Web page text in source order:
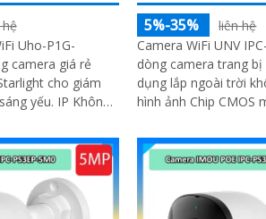
Uho-P1G-
camera giá rẻ
cho giám
yếu. IP Không
5%-35%
liên hệ
Camera WiFi UNV
dòng camera trang bị
dụng lắp ngoài trời
hình ảnh Chip CMOS
30m